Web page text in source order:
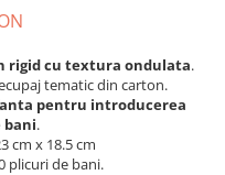
rigid cu textura ondulata.
tematic din carton.
pentru introducerea
bani.
cm x 18.5 cm
plicuri de bani.